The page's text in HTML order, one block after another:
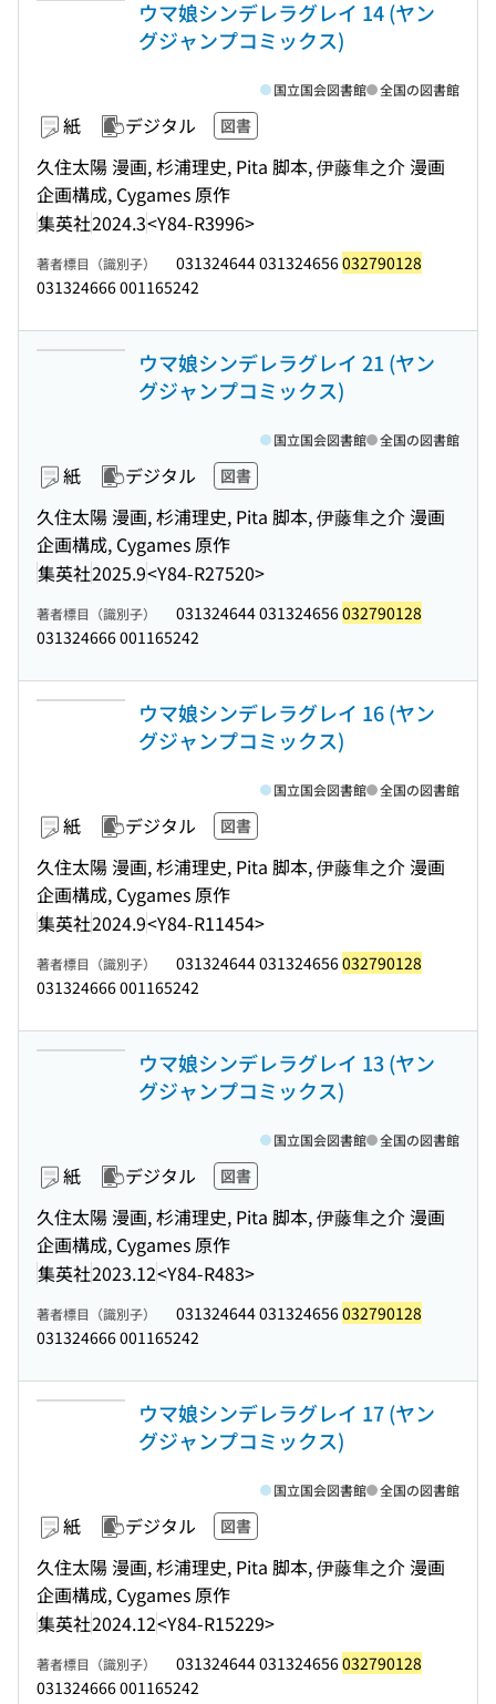
ウマ娘シンデレラグレイ 14 (ヤン
グジャンプコミックス)
紙 デジタル 図書
久住太陽 漫画, 杉浦理史, Pita 脚本, 伊藤隼之介 漫画
企画構成, Cygames 原作
集英社2024.3<Y84-R3996>
国立国会図書館 全国の図書館
著者標目（識別子） 031324644 031324656032790128
031324666 001165242
ウマ娘シンデレラグレイ 21 (ヤン
グジャンプコミックス)
紙 デジタル 図書
久住太陽 漫画, 杉浦理史, Pita 脚本, 伊藤隼之介 漫画
企画構成, Cygames 原作
集英社2025.9<Y84-R27520>
国立国会図書館 全国の図書館
著者標目（識別子） 031324644 031324656032790128
031324666 001165242
ウマ娘シンデレラグレイ 16 (ヤン
グジャンプコミックス)
紙 デジタル 図書
久住太陽 漫画, 杉浦理史, Pita 脚本, 伊藤隼之介 漫画
企画構成, Cygames 原作
集英社2024.9<Y84-R11454>
国立国会図書館 全国の図書館
著者標目（識別子） 031324644 031324656032790128
031324666 001165242
ウマ娘シンデレラグレイ 13 (ヤン
グジャンプコミックス)
紙 デジタル 図書
久住太陽 漫画, 杉浦理史, Pita 脚本, 伊藤隼之介 漫画
企画構成, Cygames 原作
集英社2023.12<Y84-R483>
国立国会図書館 全国の図書館
著者標目（識別子） 031324644 031324656032790128
031324666 001165242
ウマ娘シンデレラグレイ 17 (ヤン
グジャンプコミックス)
紙 デジタル 図書
久住太陽 漫画, 杉浦理史, Pita 脚本, 伊藤隼之介 漫画
企画構成, Cygames 原作
集英社2024.12<Y84-R15229>
国立国会図書館 全国の図書館
著者標目（識別子） 031324644 031324656032790128
031324666 001165242